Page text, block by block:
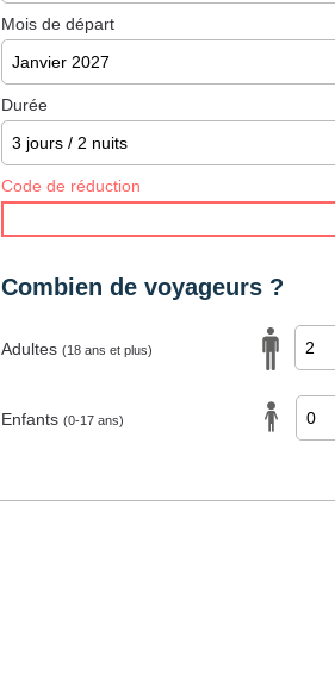
Mois de départ
Durée
Code de réduction
Combien de voyageurs ?
Adultes (18 ans et plus)
Enfants (0-17 ans)